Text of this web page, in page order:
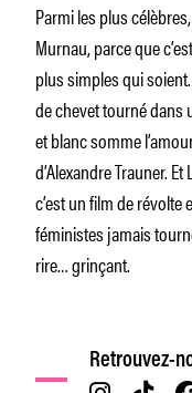
Parmi les plus
Murnau, parce que
plus simples qui
de chevet tourné dans
et blanc somme
d’Alexandre Trauner.
c’est un film de révolte
féministes jamais
rire… grinçant.
Retrouvez-